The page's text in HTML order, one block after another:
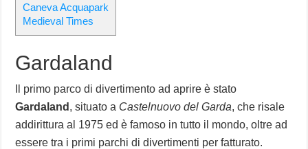
Caneva Acquapark
Medieval Times
Gardaland
Il primo parco di divertimento ad aprire è stato
Gardaland , situato a Castelnuovo del Garda, che risale
addirittura al 1975 ed è famoso in tutto il mondo, oltre ad
essere tra i primi parchi di divertimenti per fatturato.